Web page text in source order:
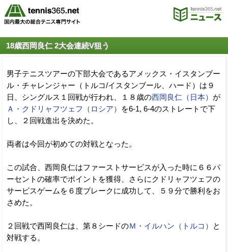
18歳西岡良仁 2大会連続V狙う
男子テニスツアーの下部大会であるアメックス・イスタンブー
ル・チャレンジャー（トルコ/イスタンブール、ハード）は９
日、シングルス１回戦が行われ、１８歳の西岡良仁（日本） が
Ａ・クドリャフツェフ（ロシア）
を6-1, 6-4のストレートで下
し、２回戦進出を決めた。
両者は今回が初めての対戦となった。
この試合、西岡良仁はファーストサービスが入った時に６６パ
ーセントの確率でポイントを獲得、さらにクドリャフツェフの
サービスゲームを６度ブレークに成功して、５９分で勝利をお
さめた。
２回戦で西岡良仁は、第８シードのＭ・イルハン（トルコ）
と
対戦する。